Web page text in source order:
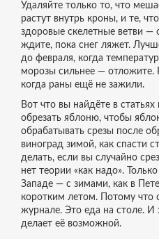
Удаляйте только то, что
растут внутрь кроны, и те,
здоровые скелетные ветви
ждите, пока снег ляжет.
до февраля, когда
морозы сильнее — отложите.
когда раны ещё не зажили.
Вот что вы найдёте в
обрезать яблоню, чтобы
обрабатывать срезы после
виноград зимой, как спасти
делать, если вы случайно
нет теории «как надо».
Западе — с зимами, как в
коротким летом. Потому что
журнале. Это еда на столе. И
делает её возможной.